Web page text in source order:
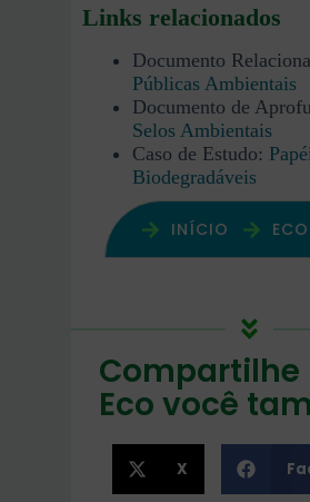
Links relacionados
Documento
Públicas Ambientais
Documento de
Selos Ambientais
Caso de Estudo:
Biodegradáveis
INÍCIO
Compartilhe
Eco você
X